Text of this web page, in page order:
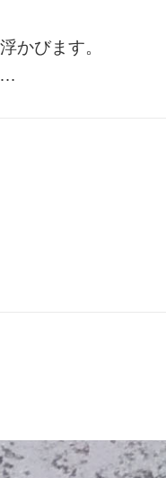
かびます。
…